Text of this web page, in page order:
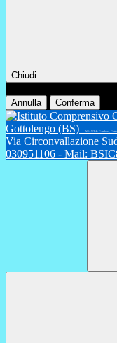
Chiudi
Annulla Conferma
Gottolengo (BS)
INFANZIA: Gambara,
Via Circonvallazione
030951106 - Mail: